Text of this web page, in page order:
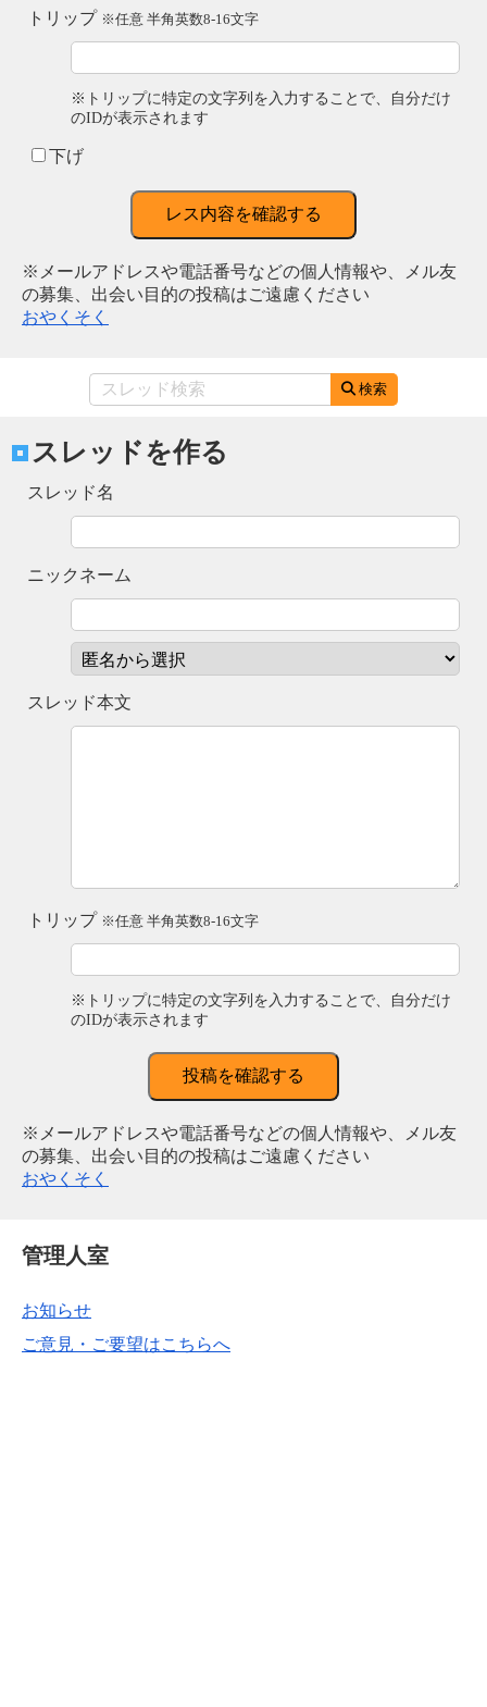
トリップ ※任意 半角英数8-16文字
※トリップに特定の文字列を入力することで、自分だけ
のIDが表示されます
下げ
レス内容を確認する
※メールアドレスや電話番号などの個人情報や、メル友
の募集、出会い目的の投稿はご遠慮ください
おやくそく
検索
スレッドを作る
スレッド名
ニックネーム
スレッド本文
トリップ ※任意 半角英数8-16文字
※トリップに特定の文字列を入力することで、自分だけ
のIDが表示されます
投稿を確認する
※メールアドレスや電話番号などの個人情報や、メル友
の募集、出会い目的の投稿はご遠慮ください
おやくそく
管理人室
お知らせ
ご意見・ご要望はこちらへ